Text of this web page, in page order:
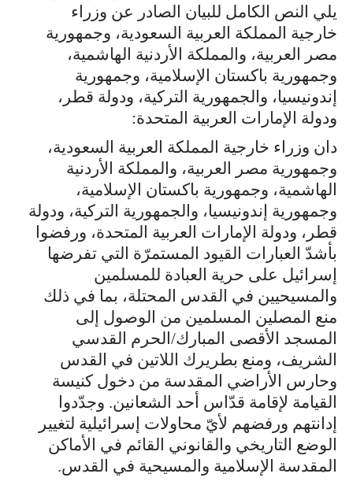
يلي النص الكامل للبيان الصادر عن وزراء
خارجية المملكة العربية السعودية، وجمهورية
مصر العربية، والمملكة الأردنية الهاشمية،
وجمهورية باكستان الإسلامية، وجمهورية
إندونيسيا، والجمهورية التركية، ودولة قطر،
ودولة الإمارات العربية المتحدة:
دان وزراء خارجية المملكة العربية السعودية،
وجمهورية مصر العربية، والمملكة الأردنية
الهاشمية، وجمهورية باكستان الإسلامية،
وجمهورية إندونيسيا، والجمهورية التركية، ودولة
قطر، ودولة الإمارات العربية المتحدة، ورفضوا
بأشدّ العبارات القيود المستمرّة التي تفرضها
إسرائيل على حرية العبادة للمسلمين
والمسيحيين في القدس المحتلة، بما في ذلك
منع المصلين المسلمين من الوصول إلى
المسجد الأقصى المبارك/الحرم القدسي
الشريف، ومنع بطريرك اللاتين في القدس
وحارس الأراضي المقدسة من دخول كنيسة
القيامة لإقامة قدّاس أحد الشعانين. وجدّدوا
إدانتهم ورفضهم لأيّ محاولات إسرائيلية لتغيير
الوضع التاريخي والقانوني القائم في الأماكن
المقدسة الإسلامية والمسيحية في القدس.